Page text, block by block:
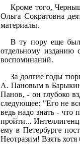
Кроме того,
Ольга Сократовна
материалы.
В ту пору еще
отдельному изданию
воспоминаний.
За долгие годы
А. Пановым в
Панов, - он глубоко
следующее: "Его не
ведь надо знать -
пройти...
ему в Петербурге
Неотразим! Взять